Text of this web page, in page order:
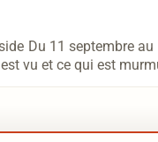
Du 11 septembre
vu et ce qui est